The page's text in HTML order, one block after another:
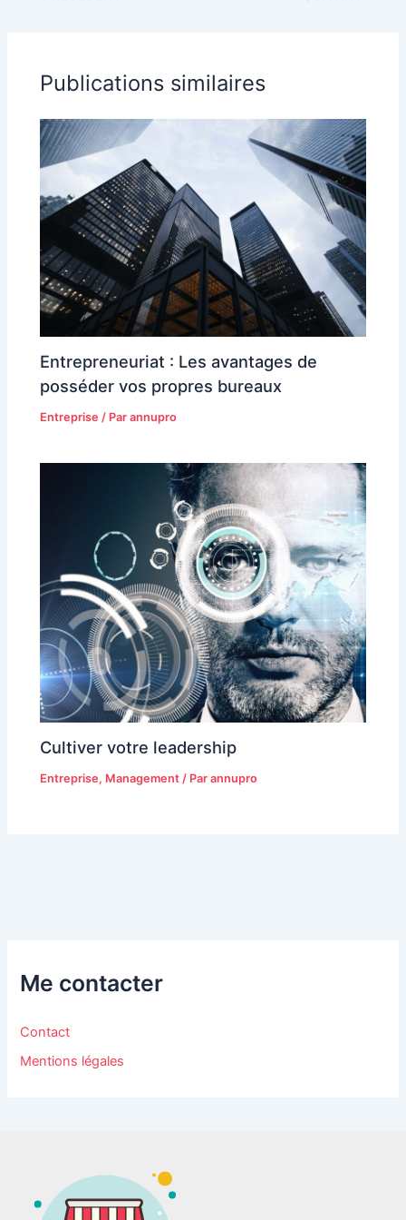
Publications similaires
Entrepreneuriat : Les avantages de
posséder vos propres bureaux
Entreprise / Parannupro
Cultiver votre leadership
Entreprise, Management / Parannupro
Me contacter
Contact
Mentions légales